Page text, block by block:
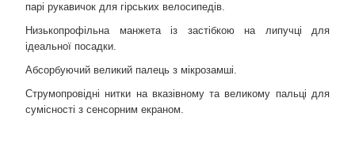
парі рукавичок для гірських велосипедів.
Низькопрофільна манжета із застібкою на липучці для
ідеальної посадки.
Абсорбуючий великий палець з мікрозамші.
Струмопровідні нитки на вказівному та великому пальці для
сумісності з сенсорним екраном.